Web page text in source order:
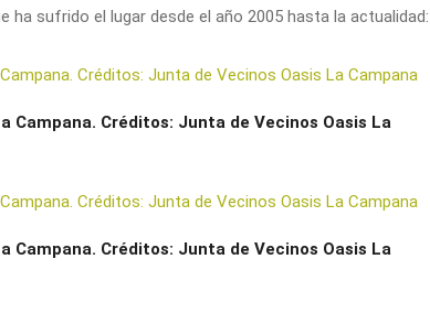
ha sufrido el lugar desde el año 2005 hasta la actualidad:
Campana. Créditos: Junta de Vecinos Oasis La
Campana. Créditos: Junta de Vecinos Oasis La